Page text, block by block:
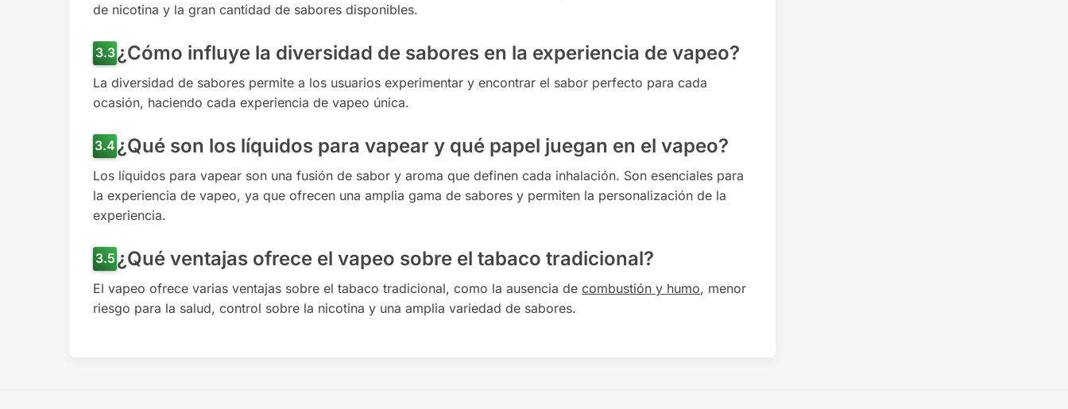
de nicotina y la gran cantidad de sabores disponibles.
¿Cómo influye la diversidad de sabores en la experiencia de vapeo?
La diversidad de sabores permite a los usuarios experimentar y encontrar el sabor perfecto para cada
ocasión, haciendo cada experiencia de vapeo única.
¿Qué son los líquidos para vapear y qué papel juegan en el vapeo?
Los líquidos para vapear son una fusión de sabor y aroma que definen cada inhalación. Son esenciales para
la experiencia de vapeo, ya que ofrecen una amplia gama de sabores y permiten la personalización de la
experiencia.
¿Qué ventajas ofrece el vapeo sobre el tabaco tradicional?
El vapeo ofrece varias ventajas sobre el tabaco tradicional, como la ausencia de combustión y humo, menor
riesgo para la salud, control sobre la nicotina y una amplia variedad de sabores.